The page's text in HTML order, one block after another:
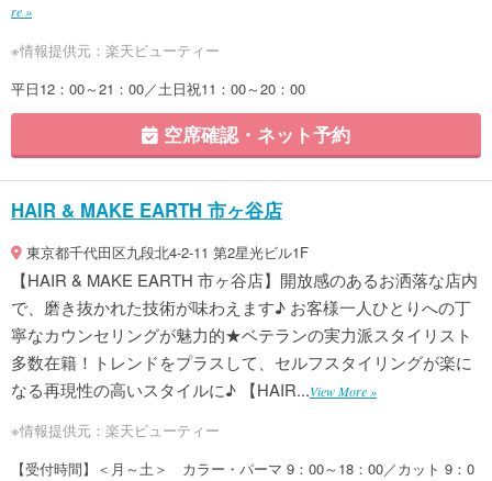
re »
※情報提供元：楽天ビューティー
平日12：00～21：00／土日祝11：00～20：00
空席確認・ネット予約
HAIR & MAKE EARTH 市ヶ谷店
東京都千代田区九段北4-2-11 第2星光ビル1F
【HAIR & MAKE EARTH 市ヶ谷店】開放感のあるお洒落な店内
で、磨き抜かれた技術が味わえます♪ お客様一人ひとりへの丁
寧なカウンセリングが魅力的★ベテランの実力派スタイリスト
多数在籍！トレンドをプラスして、セルフスタイリングが楽に
なる再現性の高いスタイルに♪ 【HAIR...View More »
※情報提供元：楽天ビューティー
【受付時間】＜月～土＞ カラー・パーマ 9：00～18：00／カット 9：0